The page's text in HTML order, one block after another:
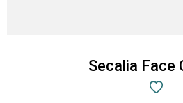
Secalia Face